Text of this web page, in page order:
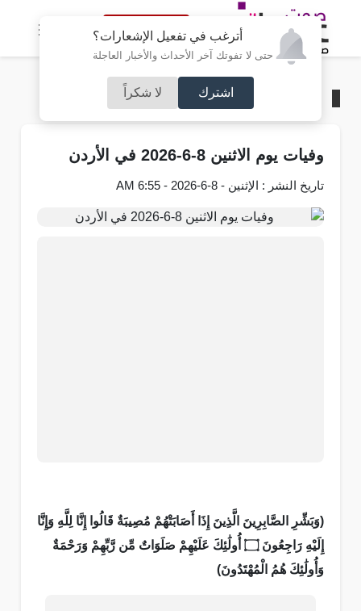
أترغب في تفعيل الإشعارات؟
حتى لا تفوتك آخر الأحداث والأخبار العاجلة
اشترك لا شكراً
النسخة الكاملة
وفيات
وفيات يوم الاثنين 8-6-2026 في الأردن
تاريخ النشر : الإثنين - 8-6-2026 - 6:55 AM
(وَبَشِّرِ الصَّابِرِينَ الَّذِينَ إِذَا أَصَابَتْهُمْ مُصِيبَةٌ قَالُوا إِنَّا لِلَّهِ وَإِنَّا
إِلَيْهِ رَاجِعُونَ ۝ أُولَٰئِكَ عَلَيْهِمْ صَلَوَاتٌ مِّن رَّبِّهِمْ وَرَحْمَةٌ
وَأُولَٰئِكَ هُمُ الْمُهْتَدُونَ)